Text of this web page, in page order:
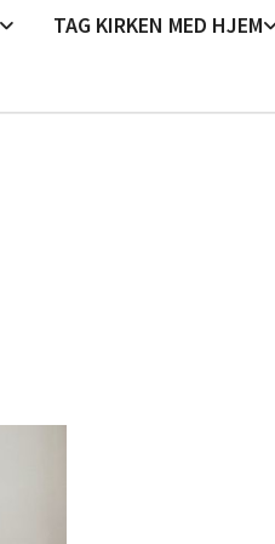
TAG KIRKEN MED HJEM